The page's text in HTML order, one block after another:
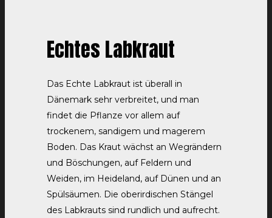
Echtes Labkraut
Das Echte Labkraut ist überall in
Dänemark sehr verbreitet, und man
findet die Pflanze vor allem auf
trockenem, sandigem und magerem
Boden. Das Kraut wächst an Wegrändern
und Böschungen, auf Feldern und
Weiden, im Heideland, auf Dünen und an
Spülsäumen. Die oberirdischen Stängel
des Labkrauts sind rundlich und aufrecht.